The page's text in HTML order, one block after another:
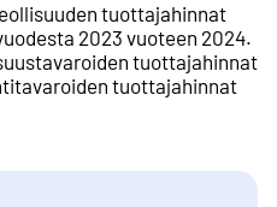
tuottajahinnat
2023 vuoteen 2024.
tuottajahinnat
tuottajahinnat